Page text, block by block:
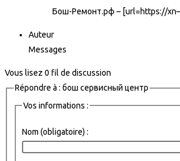
Бош-Ремонт.рф – [url=https://
Auteur
Messages
Vous lisez 0 fil de discussion
Répondre à : бош сервисный центр
Vos informations :
Nom (obligatoire) :